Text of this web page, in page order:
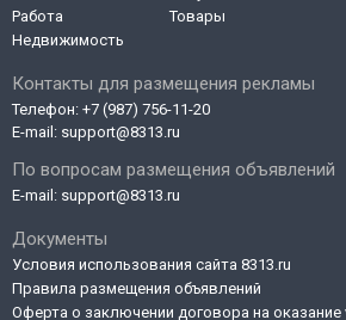
Контакты для размещения рекламы
Телефон: +7 (987) 756-11-20
E-mail: support@8313.ru
По вопросам размещения объявлений
E-mail: support@8313.ru
Документы
Условия использования сайта 8313.ru
Правила размещения объявлений
Оферта о заключении договора на оказание
Работа
Недвижимость
Товары